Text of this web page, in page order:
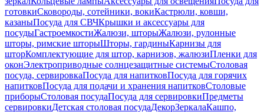
готовкиСковороды, сотейники, вокиКастрюли, ковши,
казаныПосуда для СВЧКрышки и аксессуары для
посудыГастроемкостиЖалюзи, шторыЖалюзи, рулонные
шторы, римские шторыШторы, гардиныКарнизы для
шторКомплектующие для штор, карнизов, жалюзиПленки для
оконЭлектроприводные солнцезащитные системыСтоловая
посуда, сервировкаПосуда для напитковПосуда для горячих
напитковПосуда для подачи и хранения напитковСтоловые
приборыСтоловая посудаПосуда для сервировкиПредметы
сервировкиДетская столовая посудаДекорЗеркалаКашпо,